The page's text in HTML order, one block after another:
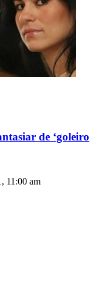
de ‘goleiro
11:00 am